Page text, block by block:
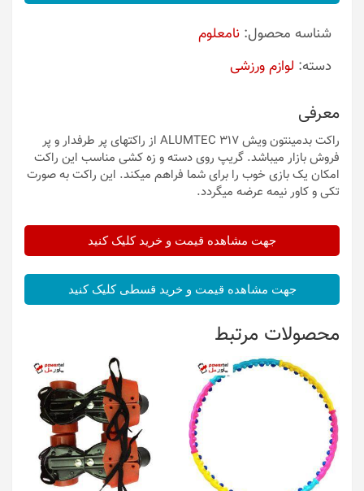
شناسه محصول: نامعلوم
دسته: لوازم ورزشی
معرفی
راکت بدمینتون ویش ALUMTEC 317 از راکتهای پر طرفدار و پر
فروش بازار میباشد. گریپ روی دسته و زه کشی مناسب این راکت
امکان یک بازی خوب را برای شما فراهم میکند. این راکت به صورت
تکی و کاور نیمه عرضه میگردد.
جهت مشاهده قیمت و خرید کلیک کنید
جهت مشاهده قیمت و خرید قسطی کلیک کنید
محصولات مرتبط